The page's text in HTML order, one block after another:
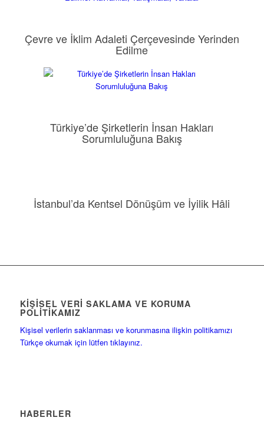
Çevre ve İklim Adaleti Çerçevesinde Yerinden
Edilme
Türkiye’de Şirketlerin İnsan Hakları
Sorumluluğuna Bakış
İstanbul’da Kentsel Dönüşüm ve İyilik Hâli
KIŞISEL VERI SAKLAMA VE KORUMA
POLITIKAMIZ
Kişisel verilerin saklanması ve korunmasına ilişkin politikamızı
Türkçe okumak için lütfen tıklayınız.
HABERLER